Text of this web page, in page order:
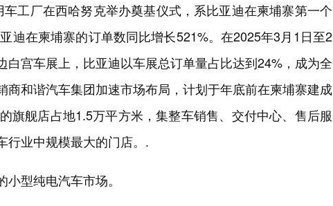
工厂在西哈努克举办奠基仪式，系比亚迪在柬埔寨第一个
迪在柬埔寨的订单数同比增长521%。在2025年3月1日至2
宫车展上，比亚迪以车展总订单量占比达到24%，成为全
和谐汽车集团加速市场布局，计划于年底前在柬埔寨建成
旗舰店占地1.5万平方米，集整车销售、交付中心、售后服
行业中规模最大的门店。.
型纯电汽车市场。